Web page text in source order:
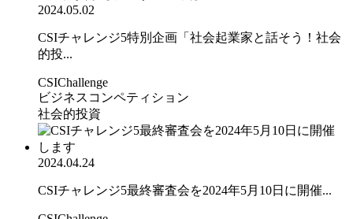
2024.05.02
CSIチャレンジ5特別企画「社会起業家と話そう！社会
的投...
CSIChallenge
ビジネスコンペティション
社会的投資
2024.04.24
CSIチャレンジ5最終審査会を2024年5月10日に開催...